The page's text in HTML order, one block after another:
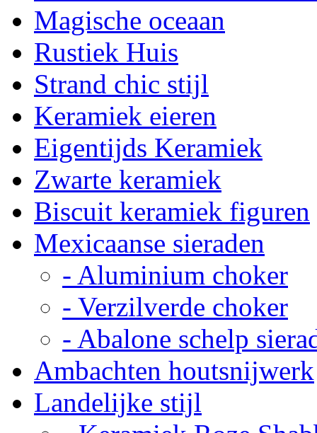
Magische oceaan
Rustiek Huis
Strand chic stijl
Keramiek eieren
Eigentijds Keramiek
Zwarte keramiek
Biscuit keramiek figuren
Mexicaanse sieraden
- Aluminium choker
- Verzilverde choker
- Abalone schelp
Ambachten houtsnijwerk
Landelijke stijl